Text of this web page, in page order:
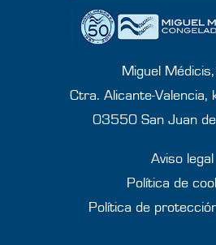
Miguel Médicis,
Ctra. Alicante-
03550 San Juan
Aviso legal
Política de
Política de